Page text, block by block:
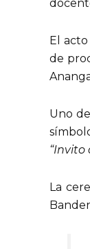
El
de
Uno
La